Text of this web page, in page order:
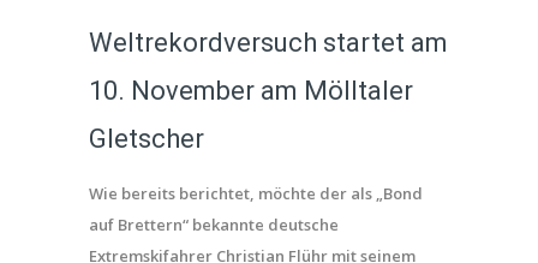
Weltrekordversuch startet am
10. November am Mölltaler
Gletscher
Wie bereits berichtet, möchte der als „Bond
auf Brettern“ bekannte deutsche
Extremskifahrer Christian Flühr mit seinem